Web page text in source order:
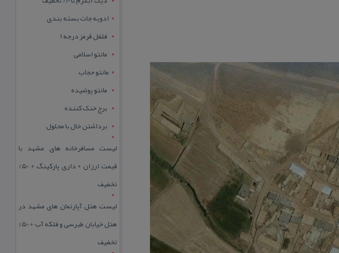
ادویه جات بسته بندی
فلفل قرمز درجه 1
مانتو اسلامی
مانتو حجاب
مانتو پوشیده
برج خنک کننده
برداشتن خال با محلول
لیست مسافرخانه های مشهد با
قیمت ارزان + داری پارکینگ + 50%
تخفیف
لیست هتل آپارتمان های مشهد در
هتل خیابان طبرسی و فلکه آب + 50%
تخفیف